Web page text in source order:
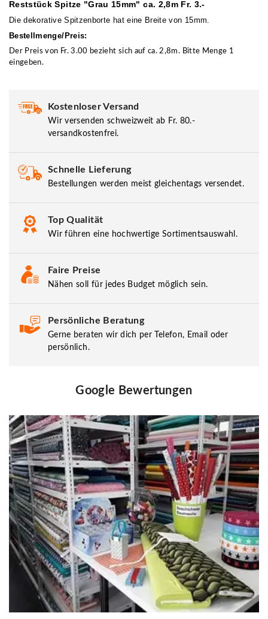
Reststück Spitze "Grau 15mm" ca. 2,8m Fr. 3.-
Die dekorative Spitzenborte hat eine Breite von 15mm.
Bestellmenge/Preis:
Der Preis von Fr. 3.00 bezieht sich auf ca. 2,8m. Bitte Menge 1
eingeben.
Kostenloser Versand
Wir versenden schweizweit ab Fr. 80.-
versandkostenfrei.
Schnelle Lieferung
Bestellungen werden meist gleichentags versendet.
Top Qualität
Wir führen eine hochwertige Sortimentsauswahl.
Faire Preise
Nähen soll für jedes Budget möglich sein.
Persönliche Beratung
Gerne beraten wir dich per Telefon, Email oder
persönlich.
Google Bewertungen